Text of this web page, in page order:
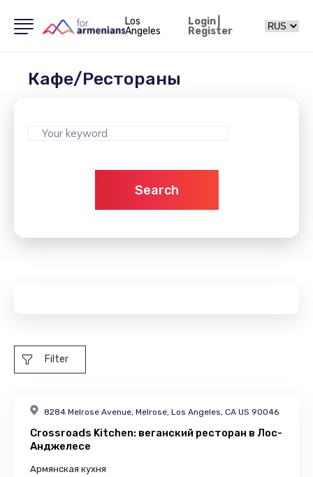
Los
Angeles
Login|
Register
Кафе/Рестораны
Search
Filter
8284 Melrose Avenue, Melrose, Los Angeles, CA US 90046
Crossroads Kitchen: веганский ресторан в Лос-
Анджелесе
Армянская кухня